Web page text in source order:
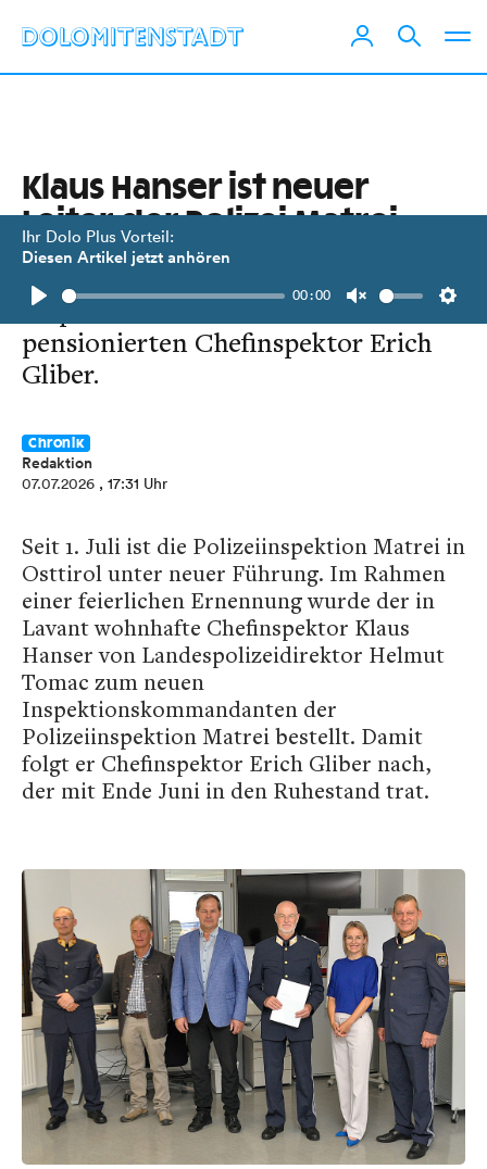
Ihr Dolo Plus Vorteil:
Diesen Artikel jetzt anhören
Play
00:00
Unmute
Klaus Hanser ist neuer
Leiter der Polizei Matrei
Der Lavanter folgt als
Inspektionskommandant auf den
pensionierten Chefinspektor Erich
Gliber.
Chronik
Redaktion
07.07.2026 , 17:31 Uhr
Seit 1. Juli ist die Polizeiinspektion Matrei in
Osttirol unter neuer Führung. Im Rahmen
einer feierlichen Ernennung wurde der in
Lavant wohnhafte Chefinspektor Klaus
Hanser von Landespolizeidirektor Helmut
Tomac zum neuen
Inspektionskommandanten der
Polizeiinspektion Matrei bestellt. Damit
folgt er Chefinspektor Erich Gliber nach,
der mit Ende Juni in den Ruhestand trat.